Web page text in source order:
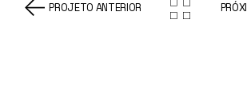
PROJETO ANTERIOR